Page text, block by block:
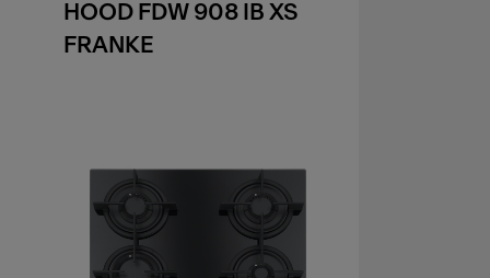
HOOD FDW 908 IB XS
FRANKE